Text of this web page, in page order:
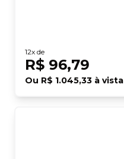
12x de
R$ 96,79
Ou R$ 1.045,33 à vista